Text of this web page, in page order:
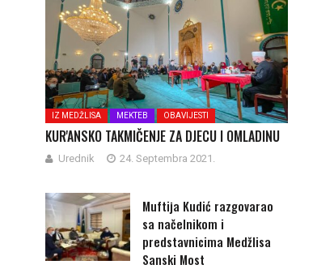
IZ MEDŽLISA MEKTEB OBAVIJESTI
KUR'ANSKO TAKMIČENJE ZA DJECU I OMLADINU
Urednik 24. Septembra 2021.
Muftija Kudić razgovarao
sa načelnikom i
predstavnicima Medžlisa
Sanski Most